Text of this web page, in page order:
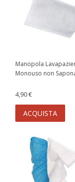
Manopola
Monouso non
4,90 €
ACQUISTA